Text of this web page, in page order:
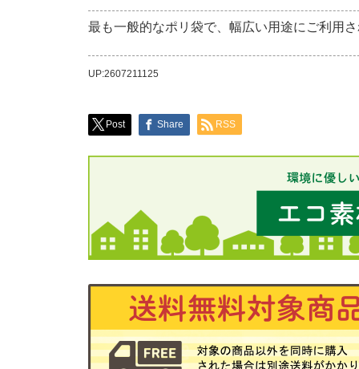
最も一般的なポリ袋で、幅広い用途にご利用
UP:2607211125
Post Share RSS